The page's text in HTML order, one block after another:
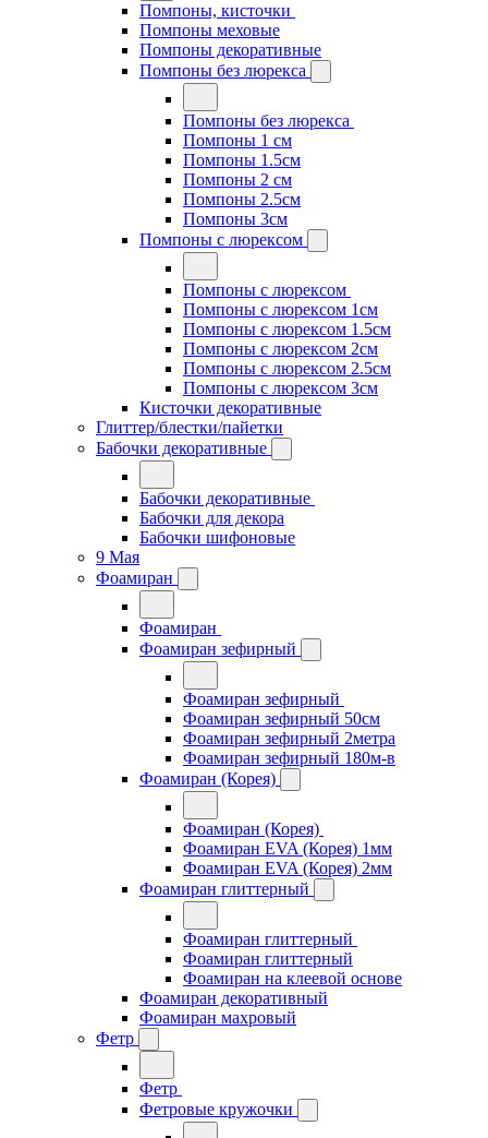
Помпоны, кисточки
Помпоны меховые
Помпоны декоративные
Помпоны без люрекса
Помпоны без люрекса
Помпоны 1 см
Помпоны 1.5см
Помпоны 2 см
Помпоны 2.5см
Помпоны 3см
Помпоны с люрексом
Помпоны с люрексом
Помпоны с люрексом 1см
Помпоны с люрексом 1.5см
Помпоны с люрексом 2см
Помпоны с люрексом 2.5см
Помпоны с люрексом 3см
Кисточки декоративные
Глиттер/блестки/пайетки
Бабочки декоративные
Бабочки декоративные
Бабочки для декора
Бабочки шифоновые
9 Мая
Фоамиран
Фоамиран
Фоамиран зефирный
Фоамиран зефирный
Фоамиран зефирный 50см
Фоамиран зефирный 2метра
Фоамиран зефирный 180м-в
Фоамиран (Корея)
Фоамиран (Корея)
Фоамиран EVA (Корея) 1мм
Фоамиран EVA (Корея) 2мм
Фоамиран глиттерный
Фоамиран глиттерный
Фоамиран глиттерный
Фоамиран на клеевой основе
Фоамиран декоративный
Фоамиран махровый
Фетр
Фетр
Фетровые кружочки